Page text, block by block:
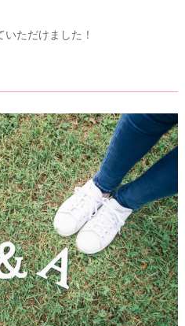
ただけました！